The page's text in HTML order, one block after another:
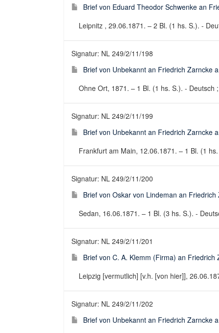
Brief von Eduard Theodor Schwenke an
Leipnitz , 29.06.1871. – 2 Bl. (1 hs. S.). -
Signatur: NL 249/2/11/198
Brief von Unbekannt an Friedrich Zarncke
Ohne Ort, 1871. – 1 Bl. (1 hs. S.). - Deutsch
Signatur: NL 249/2/11/199
Brief von Unbekannt an Friedrich Zarncke
Frankfurt am Main, 12.06.1871. – 1 Bl. (1
Signatur: NL 249/2/11/200
Brief von Oskar von Lindeman an
Sedan, 16.06.1871. – 1 Bl. (3 hs. S.). -
Signatur: NL 249/2/11/201
Brief von C. A. Klemm (Firma) an
Leipzig [vermutlich] [v.h. [von hier]],
Signatur: NL 249/2/11/202
Brief von Unbekannt an Friedrich Zarncke